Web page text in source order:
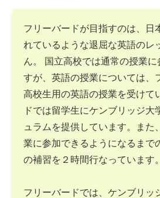
フリーバードが目指すのは、日
れているような退屈な英語のレ
ん。 国立高校では通常の授業に
すが、英語の授業については、
高校生用の英語の授業を受けて
ドでは留学生にケンブリッジ大
ュラムを提供しています。また
業に参加できるようになるまで
の補習を２時間行なっています。
フリーバードでは、ケンブリッ